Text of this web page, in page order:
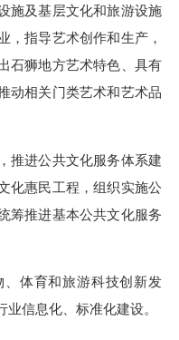
及基层文化和旅游设施
，指导艺术创作和生产，
石狮地方艺术特色、具有
动相关门类艺术和艺术品
进公共文化服务体系建
化惠民工程，组织实施公
筹推进基本公共文化服务
体育和旅游科技创新发
信息化、标准化建设。